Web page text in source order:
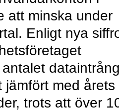
att minska under
Enligt nya
jämfört med årets
trots att över